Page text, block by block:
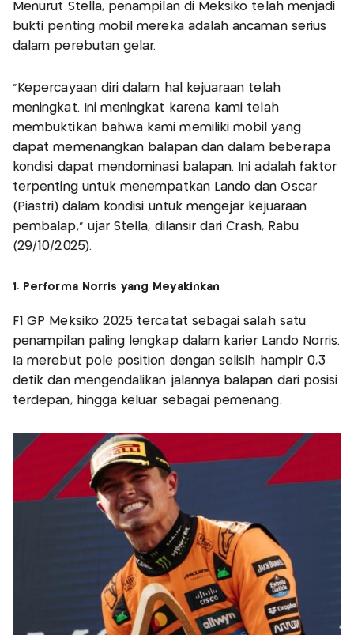
Menurut Stella, penampilan di Meksiko telah menjadi
bukti penting mobil mereka adalah ancaman serius
dalam perebutan gelar.
"Kepercayaan diri dalam hal kejuaraan telah
meningkat. Ini meningkat karena kami telah
membuktikan bahwa kami memiliki mobil yang
dapat memenangkan balapan dan dalam beberapa
kondisi dapat mendominasi balapan. Ini adalah faktor
terpenting untuk menempatkan Lando dan Oscar
(Piastri) dalam kondisi untuk mengejar kejuaraan
pembalap,” ujar Stella, dilansir dari Crash, Rabu
(29/10/2025).
1. Performa Norris yang Meyakinkan
F1 GP Meksiko 2025 tercatat sebagai salah satu
penampilan paling lengkap dalam karier Lando Norris.
Ia merebut pole position dengan selisih hampir 0,3
detik dan mengendalikan jalannya balapan dari posisi
terdepan, hingga keluar sebagai pemenang.